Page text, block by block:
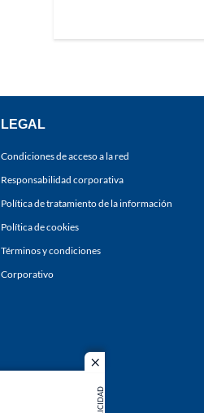
close
LEGAL
Condiciones de acceso a la red
Responsabilidad corporativa
Política de tratamiento de la información
Política de cookies
Términos y condiciones
Corporativo